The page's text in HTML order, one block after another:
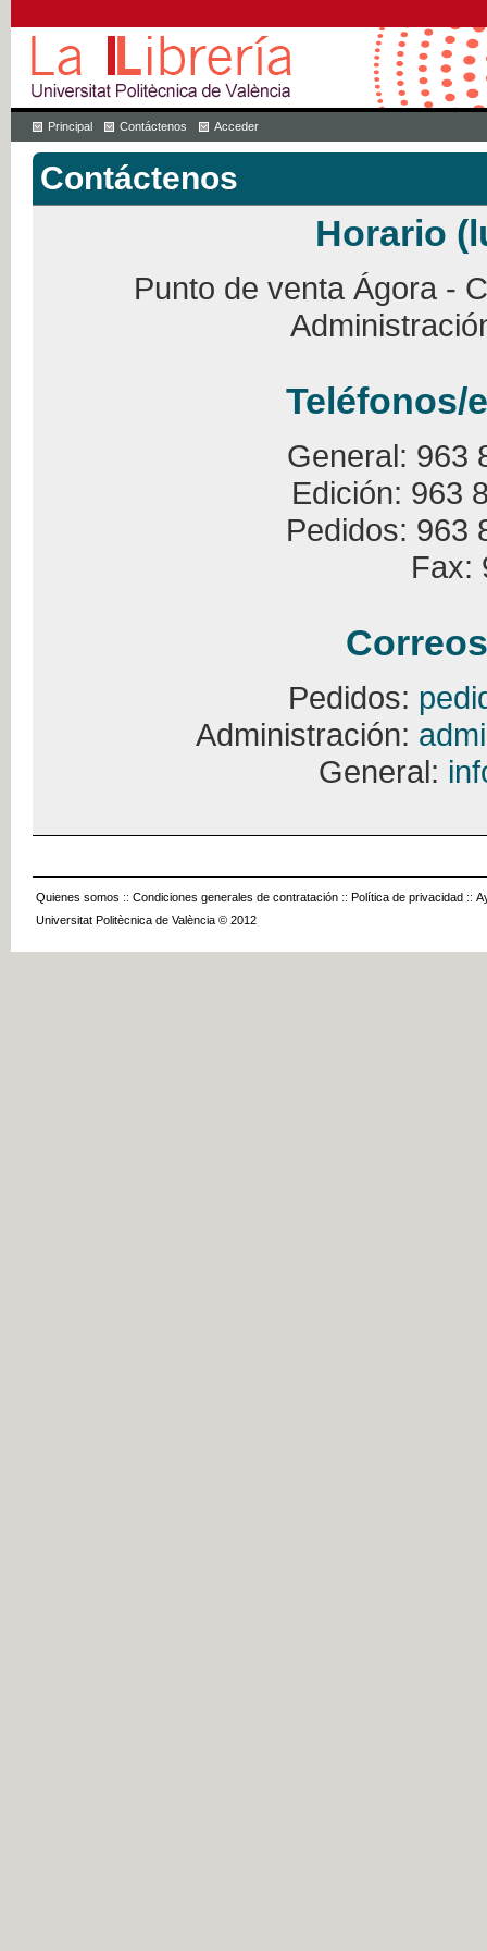
Principal Contáctenos Acceder
Contáctenos
Horario
Punto de venta Ágora -
Teléfonos/
General: 963
Edición: 963
Pedidos: 963
Fax:
Pedidos:
Administración:
General:
Quienes somos :: Condiciones generales de contratación :: Política de privacidad ::
Universitat Politècnica de València © 2012